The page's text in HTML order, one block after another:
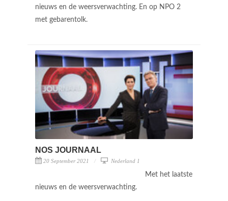
nieuws en de weersverwachting. En op NPO 2
met gebarentolk.
NOS JOURNAAL
20 September 2021 Nederland 1
Met het laatste
nieuws en de weersverwachting.